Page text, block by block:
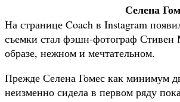
Селена
На странице Coach в Instagram
съемки стал фэшн-фотограф Стивен
образе, нежном и мечтательном.
Прежде Селена Гомес как минимум
неизменно сидела в первом ряду